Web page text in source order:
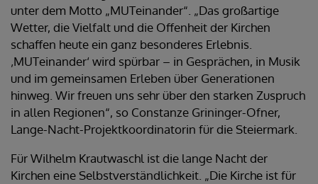
unter dem Motto „MUTeinander“. „Das großartige
Wetter, die Vielfalt und die Offenheit der Kirchen
schaffen heute ein ganz besonderes Erlebnis.
‚MUTeinander‘ wird spürbar – in Gesprächen, in Musik
und im gemeinsamen Erleben über Generationen
hinweg. Wir freuen uns sehr über den starken Zuspruch
in allen Regionen“, so Constanze Grininger-Ofner,
Lange-Nacht-Projektkoordinatorin für die Steiermark.
Für Wilhelm Krautwaschl ist die lange Nacht der
Kirchen eine Selbstverständlichkeit. „Die Kirche ist für